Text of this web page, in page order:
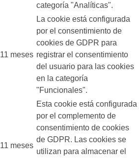
categoría "Analíticas".
11 meses
La cookie está configurada
por el consentimiento de
cookies de GDPR para
registrar el consentimiento
del usuario para las cookies
en la categoría
"Funcionales".
11 meses
Esta cookie está configurada
por el complemento de
consentimiento de cookies
de GDPR. Las cookies se
utilizan para almacenar el